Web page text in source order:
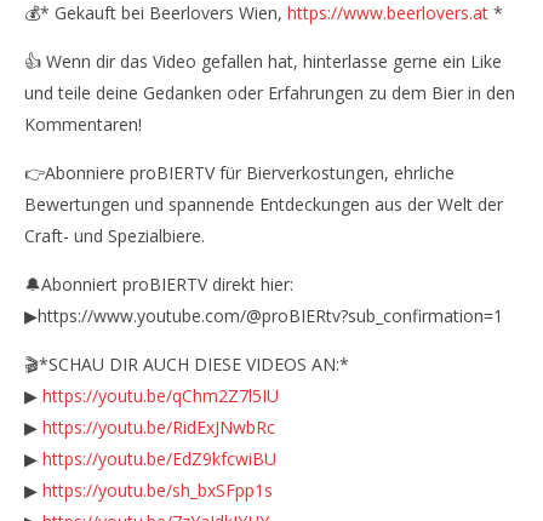
💰* Gekauft bei Beerlovers Wien, https://www.beerlovers.at *
👍 Wenn dir das Video gefallen hat, hinterlasse gerne ein Like
und teile deine Gedanken oder Erfahrungen zu dem Bier in den
Kommentaren!
👉Abonniere proBIERTV für Bierverkostungen, ehrliche
Bewertungen und spannende Entdeckungen aus der Welt der
Craft- und Spezialbiere.
🔔Abonniert proBIERTV direkt hier:
▶https://www.youtube.com/@proBIERtv?sub_confirmation=1
🎬*SCHAU DIR AUCH DIESE VIDEOS AN:*
▶ https://youtu.be/qChm2Z7l5IU
▶ https://youtu.be/RidExJNwbRc
▶ https://youtu.be/EdZ9kfcwiBU
▶ https://youtu.be/sh_bxSFpp1s